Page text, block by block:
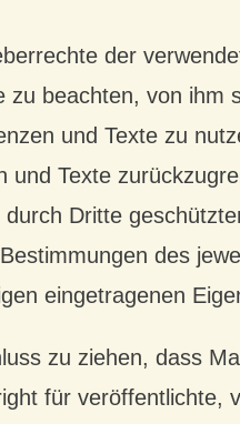
der
zu beachten, von ihm
und Texte zu
und Texte
Dritte
des
eingetragenen
zu ziehen, dass
für veröffentlichte,